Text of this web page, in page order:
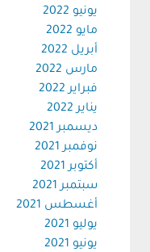
يونيو 2022
مايو 2022
أبريل 2022
مارس 2022
فبراير 2022
يناير 2022
ديسمبر 2021
نوفمبر 2021
أكتوبر 2021
سبتمبر 2021
أغسطس 2021
يوليو 2021
يونيو 2021